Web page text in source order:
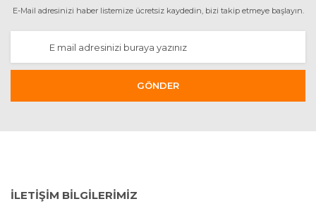
E-Mail adresinizi haber listemize ücretsiz kaydedin, bizi takip etmeye başlayın.
GÖNDER
İLETİŞİM BİLGİLERİMİZ